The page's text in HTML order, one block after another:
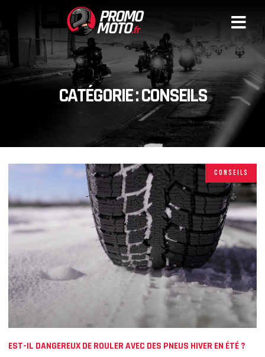
CATÉGORIE : CONSEILS
CONSEILS
EST-IL DANGEREUX DE ROULER AVEC DES PNEUS HIVER EN ÉTÉ ?